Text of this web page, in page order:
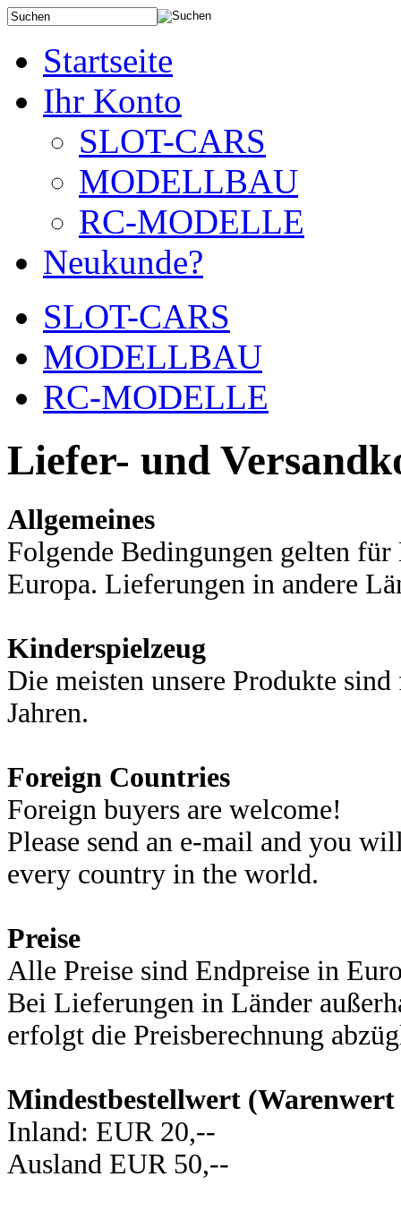
Startseite
Ihr Konto
SLOT-CARS
MODELLBAU
RC-MODELLE
Neukunde?
SLOT-CARS
MODELLBAU
RC-MODELLE
Liefer- und
Allgemeines
Folgende Bedingungen gelten
Europa. Lieferungen in andere
Kinderspielzeug
Die meisten unsere Produkte
Jahren.
Foreign Countries
Foreign buyers are welcome!
Please send an e-mail and you
every country in the world.
Preise
Alle Preise sind Endpreise in
Bei Lieferungen in Länder
erfolgt die Preisberechnung
Mindestbestellwert (Warenwert
Inland: EUR 20,--
Ausland EUR 50,--